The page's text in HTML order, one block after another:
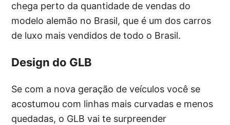
chega perto da quantidade de vendas do
modelo alemão no Brasil, que é um dos carros
de luxo mais vendidos de todo o Brasil.
Design do GLB
Se com a nova geração de veículos você se
acostumou com linhas mais curvadas e menos
quedadas, o GLB vai te surpreender